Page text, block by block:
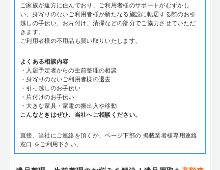
ご家族が遠方に住んでおり、ご利用者様のサポートがむずかし
い、身寄りのないご利用者様が新たなる施設に転居する際のお引
越しの手伝い、お片付け、清掃などの部分でご協力させていただ
きます。
ご利用者様の不用品も買い取りいたします。
よくある相談内容
・入居予定者からの生前整理の相談
・身寄りのないご利用者様の退去
・引っ越しのお手伝い
・片付けのお手伝い
・大きな家具・家電の搬出入や移動
こんなときはぜひ、当社へご相談ください。
直接、当社にご連絡を頂くか、ページ下部の 掲載業者様専用連絡
窓口 をご利用下さい。